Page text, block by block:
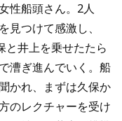
性船頭さん。2人
見つけて感激し、
と井上を乗せたたら
漕ぎ進んでいく。船
かれ、まずは久保か
のレクチャーを受け